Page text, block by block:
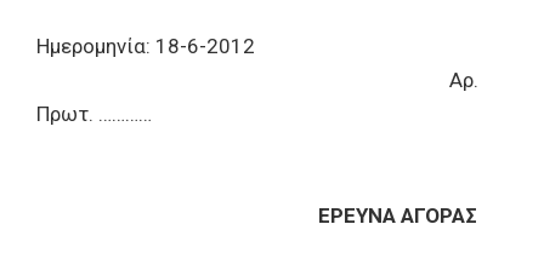
Ημερομηνία: 18-6-2012
Αρ.
Πρωτ. …………
ΕΡΕΥΝΑ ΑΓΟΡΑΣ